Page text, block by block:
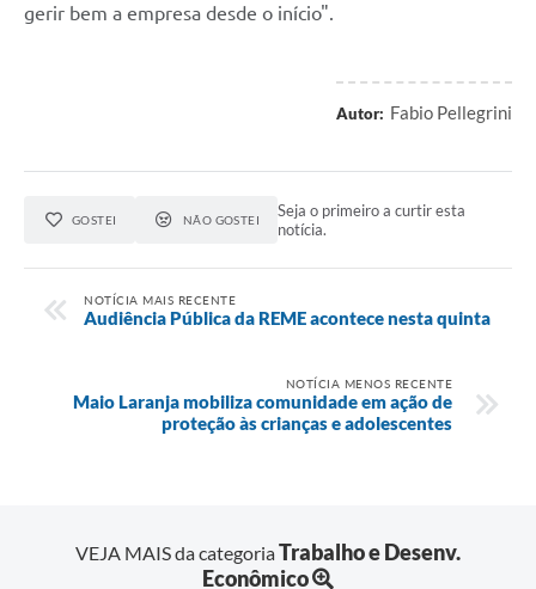
gerir bem a empresa desde o início".
Autor: Fabio Pellegrini
GOSTEI NÃO GOSTEI
Seja o primeiro a curtir esta
notícia.
NOTÍCIA MAIS RECENTE
Audiência Pública da REME acontece nesta quinta
NOTÍCIA MENOS RECENTE
Maio Laranja mobiliza comunidade em ação de
proteção às crianças e adolescentes
VEJA MAIS da categoriaTrabalho e Desenv.
Econômico